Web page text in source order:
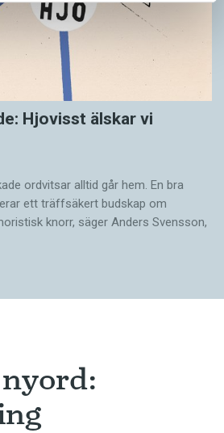
Hjovisst älskar vi
ordvitsar alltid går hem. En bra
ett träffsäkert budskap om
knorr, säger Anders Svensson,